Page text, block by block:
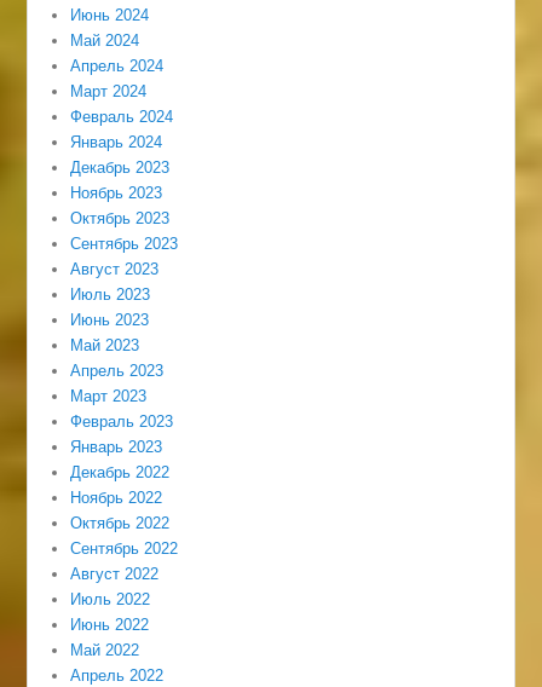
Июнь 2024
Май 2024
Апрель 2024
Март 2024
Февраль 2024
Январь 2024
Декабрь 2023
Ноябрь 2023
Октябрь 2023
Сентябрь 2023
Август 2023
Июль 2023
Июнь 2023
Май 2023
Апрель 2023
Март 2023
Февраль 2023
Январь 2023
Декабрь 2022
Ноябрь 2022
Октябрь 2022
Сентябрь 2022
Август 2022
Июль 2022
Июнь 2022
Май 2022
Апрель 2022